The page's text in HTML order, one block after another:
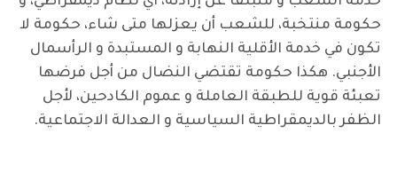
حكومة منتخبة، للشعب أن يعزلها متى شاء، حكومة لا
تكون في خدمة الأقلية النهابة و المستبدة و الرأسمال
الأجنبي. هكذا حكومة تقتضي النضال من أجل فرضها
تعبئة قوية للطبقة العاملة و عموم الكادحين، لأجل
الظفر بالديمقراطية السياسية و العدالة الاجتماعية.